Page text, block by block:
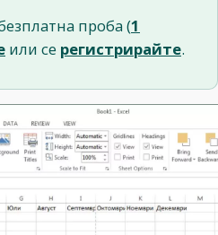
проба (1
или се регистрирайте.